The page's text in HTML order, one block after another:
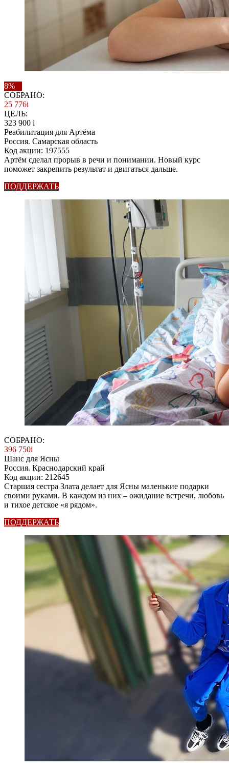
8%
СОБРАНО:
25 776i
ЦЕЛЬ:
323 900 i
Реабилитация для Артёма
Россия. Самарская область
Код акции: 197555
Артём сделал прорыв в речи и понимании. Новый курс
поможет закрепить результат и двигаться дальше.
ПОДДЕРЖАТЬ
СОБРАНО:
396 750i
Шанс для Ясны
Россия. Краснодарский край
Код акции: 212645
Старшая сестра Злата делает для Ясны маленькие подарки
своими руками. В каждом из них – ожидание встречи, любовь
и тихое детское «я рядом».
ПОДДЕРЖАТЬ